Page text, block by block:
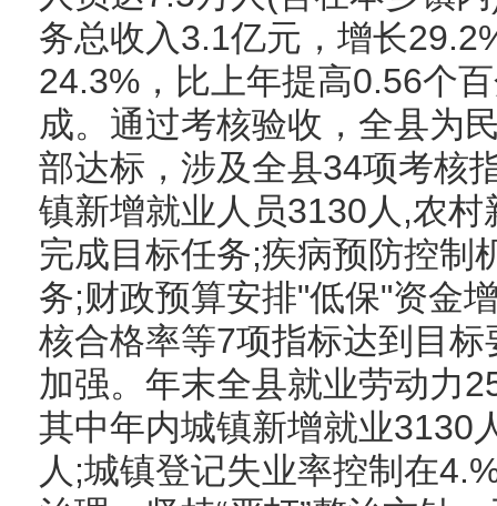
务总收入3.1亿元，增长
24.3%，比上年提高0.56个
成。通过考核验收，全县为
部达标，涉及全县34项考核
镇新增就业人员3130人,农
完成目标任务;疾病预防控制
务;财政预算安排"低保"资金
核合格率等7项指标达到目
加强。年末全县就业劳动力
其中年内城镇新增就业3130
人;城镇登记失业率控制在